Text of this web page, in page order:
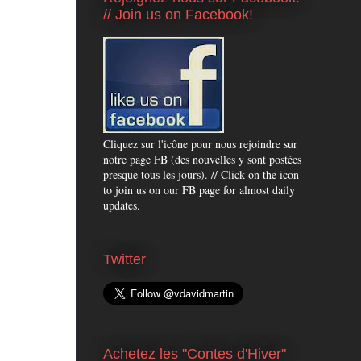
// Join us on Facebook!
Cliquez sur l'icône pour nous rejoindre sur
notre page FB (des nouvelles y sont postées
presque tous les jours). // Click on the icon
to join us on our FB page for almost daily
updates.
Twitter
Achetez les "Contes d'Hiver"